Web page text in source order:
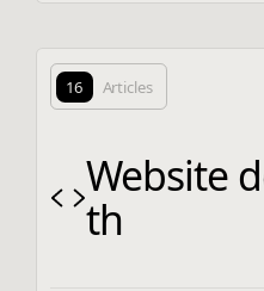
16 Articles
Website
th